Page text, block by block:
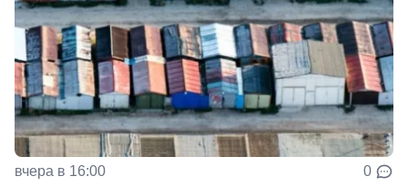
вчера в 16:00 0